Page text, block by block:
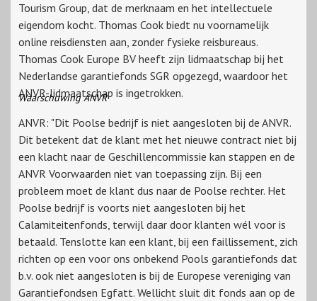
Tourism Group, dat de merknaam en het intellectuele
eigendom kocht. Thomas Cook biedt nu voornamelijk
online reisdiensten aan, zonder fysieke reisbureaus.
Thomas Cook Europe BV heeft zijn lidmaatschap bij het
Nederlandse garantiefonds SGR opgezegd, waardoor het
ANVR-lidmaatschap is ingetrokken.
Waarschuwing ANVR
ANVR: "Dit Poolse bedrijf is niet aangesloten bij de ANVR.
Dit betekent dat de klant met het nieuwe contract niet bij
een klacht naar de Geschillencommissie kan stappen en de
ANVR Voorwaarden niet van toepassing zijn. Bij een
probleem moet de klant dus naar de Poolse rechter. Het
Poolse bedrijf is voorts niet aangesloten bij het
Calamiteitenfonds, terwijl daar door klanten wél voor is
betaald. Tenslotte kan een klant, bij een faillissement, zich
richten op een voor ons onbekend Pools garantiefonds dat
b.v. ook niet aangesloten is bij de Europese vereniging van
Garantiefondsen Egfatt. Wellicht sluit dit fonds aan op de